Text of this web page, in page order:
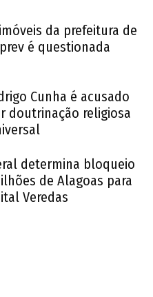
da prefeitura de
é questionada
Cunha é acusado
doutrinação religiosa
determina bloqueio
de Alagoas para
Veredas